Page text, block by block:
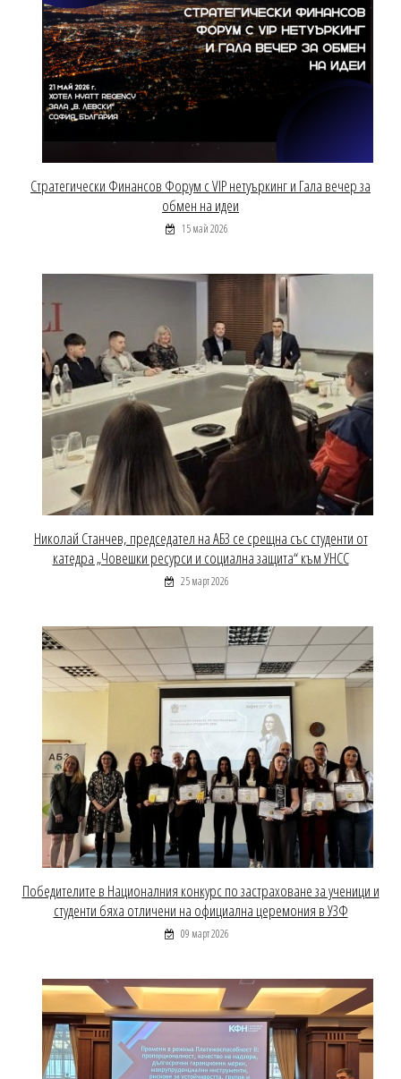
Стратегически Финансов Форум с VIP нетуъркинг и Гала вечер за
обмен на идеи
15 май 2026
Николай Станчев, председател на АБЗ се срещна със студенти от
катедра „Човешки ресурси и социална защита“ към УНСС
25 март 2026
Победителите в Националния конкурс по застраховане за ученици и
студенти бяха отличени на официална церемония в УЗФ
09 март 2026